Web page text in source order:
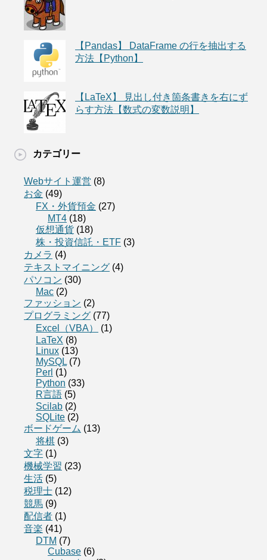
【Pandas】 DataFrame の行を抽出する
方法【Python】
【LaTeX】 見出し付き箇条書きを右にず
らす方法【数式の変数説明】
カテゴリー
Webサイト運営 (8)
お金 (49)
FX・外貨預金 (27)
MT4 (18)
仮想通貨 (18)
株・投資信託・ETF (3)
カメラ (4)
テキストマイニング (4)
パソコン (30)
Mac (2)
ファッション (2)
プログラミング (77)
Excel（VBA）
(1)
LaTeX (8)
Linux (13)
MySQL (7)
Perl (1)
Python (33)
R言語 (5)
Scilab (2)
SQLite (2)
ボードゲーム (13)
将棋 (3)
文字 (1)
機械学習 (23)
生活 (5)
税理士 (12)
競馬 (9)
配信者 (1)
音楽 (41)
DTM (7)
Cubase (6)